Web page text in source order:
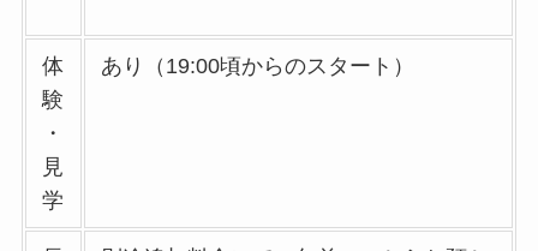
体
験
・
見
学
あり（19:00頃からのスタート）